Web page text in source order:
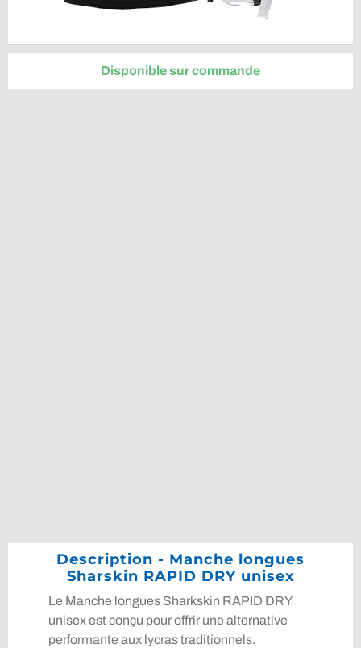
Disponible sur commande
Description - Manche longues
Sharskin RAPID DRY unisex
Le Manche longues Sharkskin RAPID DRY
unisex est conçu pour offrir une alternative
performante aux lycras traditionnels.